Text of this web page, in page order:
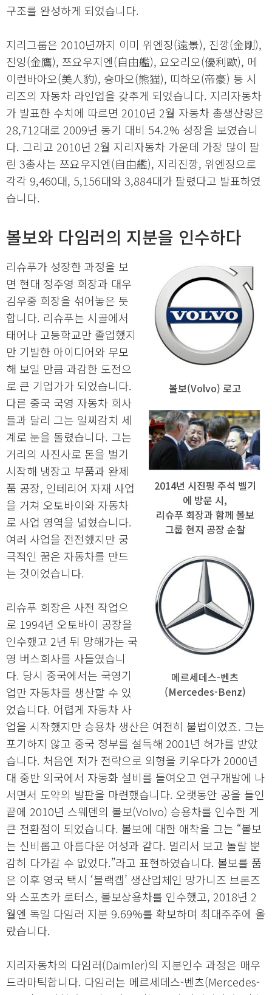
구조를 완성하게 되었습니다.
지리그룹은 2010년까지 이미 위엔징(遠景), 진깡(金剛),
진잉(金鷹), 쯔요우지엔(自由艦), 요오리오(優利歐), 메
이런바아오(美人豹), 슝마오(熊猫), 띠하오(帝豪) 등 시
리즈의 자동차 라인업을 갖추게 되었습니다. 지리자동차
가 발표한 수치에 따르면 2010년 2월 자동차 총생산량은
28,712대로 2009년 동기 대비 54.2% 성장을 보였습니
다. 그리고 2010년 2월 지리자동차 가운데 가장 많이 팔
린 3총사는 쯔요우지엔(自由艦), 지리진깡, 위엔징으로
각각 9,460대, 5,156대와 3,884대가 팔렸다고 발표하였
습니다.
볼보와 다임러의 지분을 인수하다
볼보(Volvo) 로고
2014년 시진핑 주석 벨기
에 방문 시,
리슈푸 회장과 함께 볼보
그룹 현지 공장 순찰
메르세데스-벤츠
(Mercedes-Benz)
리슈푸가 성장한 과정을 보
면 현대 정주영 회장과 대우
김우중 회장을 섞어놓은 듯
합니다. 리슈푸는 시골에서
태어나 고등학교만 졸업했지
만 기발한 아이디어와 무모
해 보일 만큼 과감한 도전으
로 큰 기업가가 되었습니다.
다른 중국 국영 자동차 회사
들과 달리 그는 일찌감치 세
계로 눈을 돌렸습니다. 그는
거리의 사진사로 돈을 벌기
시작해 냉장고 부품과 완제
품 공장, 인테리어 자재 사업
을 거쳐 오토바이와 자동차
로 사업 영역을 넓혔습니다.
여러 사업을 전전했지만 궁
극적인 꿈은 자동차를 만드
는 것이었습니다.
리슈푸 회장은 사전 작업으
로 1994년 오토바이 공장을
인수했고 2년 뒤 망해가는 국
영 버스회사를 사들였습니
다. 당시 중국에서는 국영기
업만 자동차를 생산할 수 있
었습니다. 어렵게 자동차 사
업을 시작했지만 승용차 생산은 여전히 불법이었죠. 그는
포기하지 않고 중국 정부를 설득해 2001년 허가를 받았
습니다. 처음엔 저가 전략으로 외형을 키우다가 2000년
대 중반 외국에서 자동화 설비를 들여오고 연구개발에 나
서면서 도약의 발판을 마련했습니다. 오랫동안 공을 들인
끝에 2010년 스웨덴의 볼보(Volvo) 승용차를 인수한 게
큰 전환점이 되었습니다. 볼보에 대한 애착을 그는 “볼보
는 신비롭고 아름다운 여성과 같다. 멀리서 보고 놀랄 뿐
감히 다가갈 수 없었다.”라고 표현하였습니다. 볼보를 품
은 이후 영국 택시 ‘블랙캡’ 생산업체인 망가니즈 브론즈
와 스포츠카 로터스, 볼보상용차를 인수했고, 2018년 2
월엔 독일 다임러 지분 9.69%를 확보하며 최대주주에 올
랐습니다.
지리자동차의 다임러(Daimler)의 지분인수 과정은 매우
드라마틱합니다. 다임러는 메르세데스-벤츠(Mercedes-